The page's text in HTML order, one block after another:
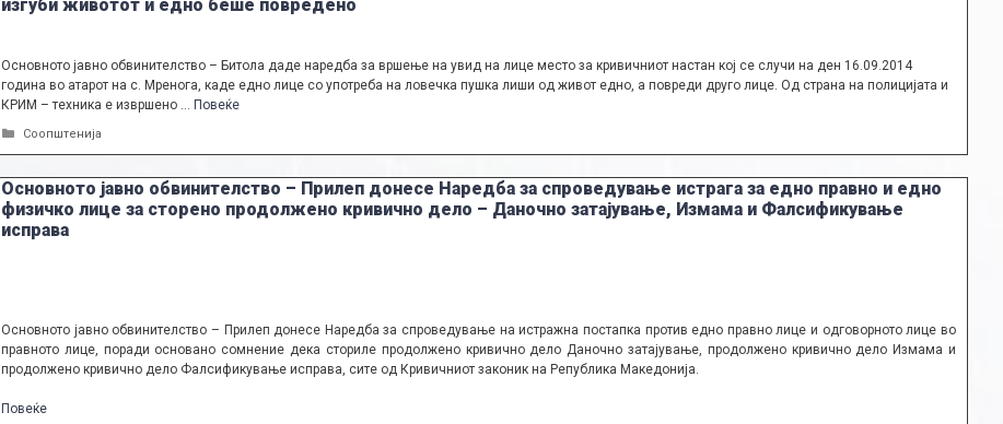
изгуби животот и едно беше повредено
Основното јавно обвинителство – Битола даде наредба за вршење на увид на лице место за кривичниот настан кој се случи на ден 16.09.2014
година во атарот на с. Мренога, каде едно лице со употреба на ловечка пушка лиши од живот едно, а повреди друго лице. Од страна на полицијата и
КРИМ – техника е извршено … Повеќе
Categories
Соопштенија
Основното јавно обвинителство – Прилеп донесе Наредба за спроведување истрага за едно правно и едно
физичко лице за сторено продолжено кривично дело – Даночно затајување, Измама и Фалсификување
исправа
Основното јавно обвинителство – Прилеп донесе Наредба за спроведување на истражна постапка против едно правно лице и одговорното лице во
правното лице, поради основано сомнение дека сториле продолжено кривично дело Даночно затајување, продолжено кривично дело Измама и
продолжено кривично дело Фалсификување исправа, сите од Кривичниот законик на Република Македонија.
Повеќе